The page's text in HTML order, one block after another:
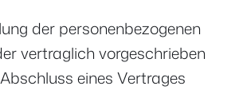
der personenbezogenen
vertraglich vorgeschrieben
eines Vertrages